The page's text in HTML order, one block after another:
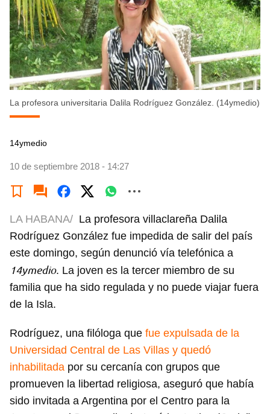
La profesora universitaria Dalila Rodríguez González. (14ymedio)
14ymedio
10 de septiembre 2018 - 14:27
LA HABANA/ La profesora villaclareña Dalila
Rodríguez González fue impedida de salir del país
este domingo, según denunció vía telefónica a
14ymedio. La joven es la tercer miembro de su
familia que ha sido regulada y no puede viajar fuera
de la Isla.
Rodríguez, una filóloga que fue expulsada de la
Universidad Central de Las Villas y quedó
inhabilitada por su cercanía con grupos que
promueven la libertad religiosa, aseguró que había
sido invitada a Argentina por el Centro para la